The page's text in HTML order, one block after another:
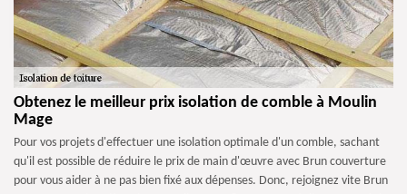
Obtenez le meilleur prix isolation de comble à Moulin
Mage
Pour vos projets d'effectuer une isolation optimale d'un comble, sachant
qu'il est possible de réduire le prix de main d'œuvre avec Brun couverture
pour vous aider à ne pas bien fixé aux dépenses. Donc, rejoignez vite Brun